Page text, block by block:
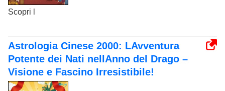
Scopri l
Astrologia Cinese 2000: LAvventura
Potente dei Nati nellAnno del Drago –
Visione e Fascino Irresistibile!